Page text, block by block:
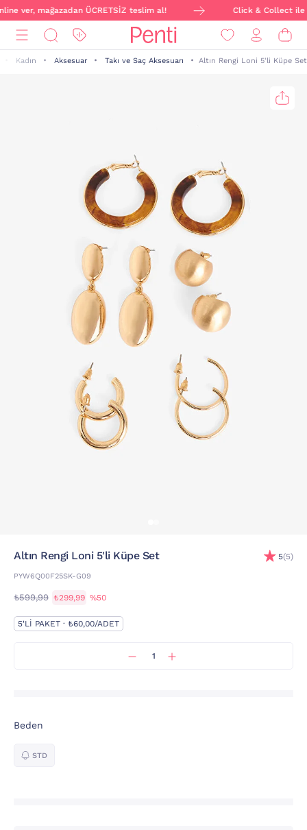
ver, mağazadan ÜCRETSİZ teslim al! Click & Collect ile
Kadın Aksesuar Takı ve Saç Aksesuarı Altın Rengi Loni 5'li Küpe Set
Altın Rengi Loni 5'li Küpe Set
PYW6Q00F25SK-G09
5(5)
₺599,99 ₺299,99 %50
5'LI PAKET · ₺60,00/ADET
Beden
STD